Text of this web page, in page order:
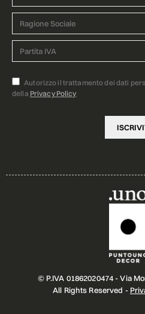
Autorizzo il trattamento dei dati
della Privacy Policy
© P.IVA 01862020474 - Via
All Rights Reserved -